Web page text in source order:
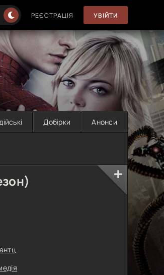
РЕЄСТРАЦІЯ УВІЙТИ
Добірки Анонси